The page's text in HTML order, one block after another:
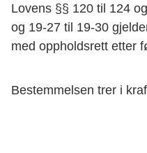
Lovens §§ 120 til 124
og 19-27 til 19-30
med oppholdsrett etter
Bestemmelsen trer i